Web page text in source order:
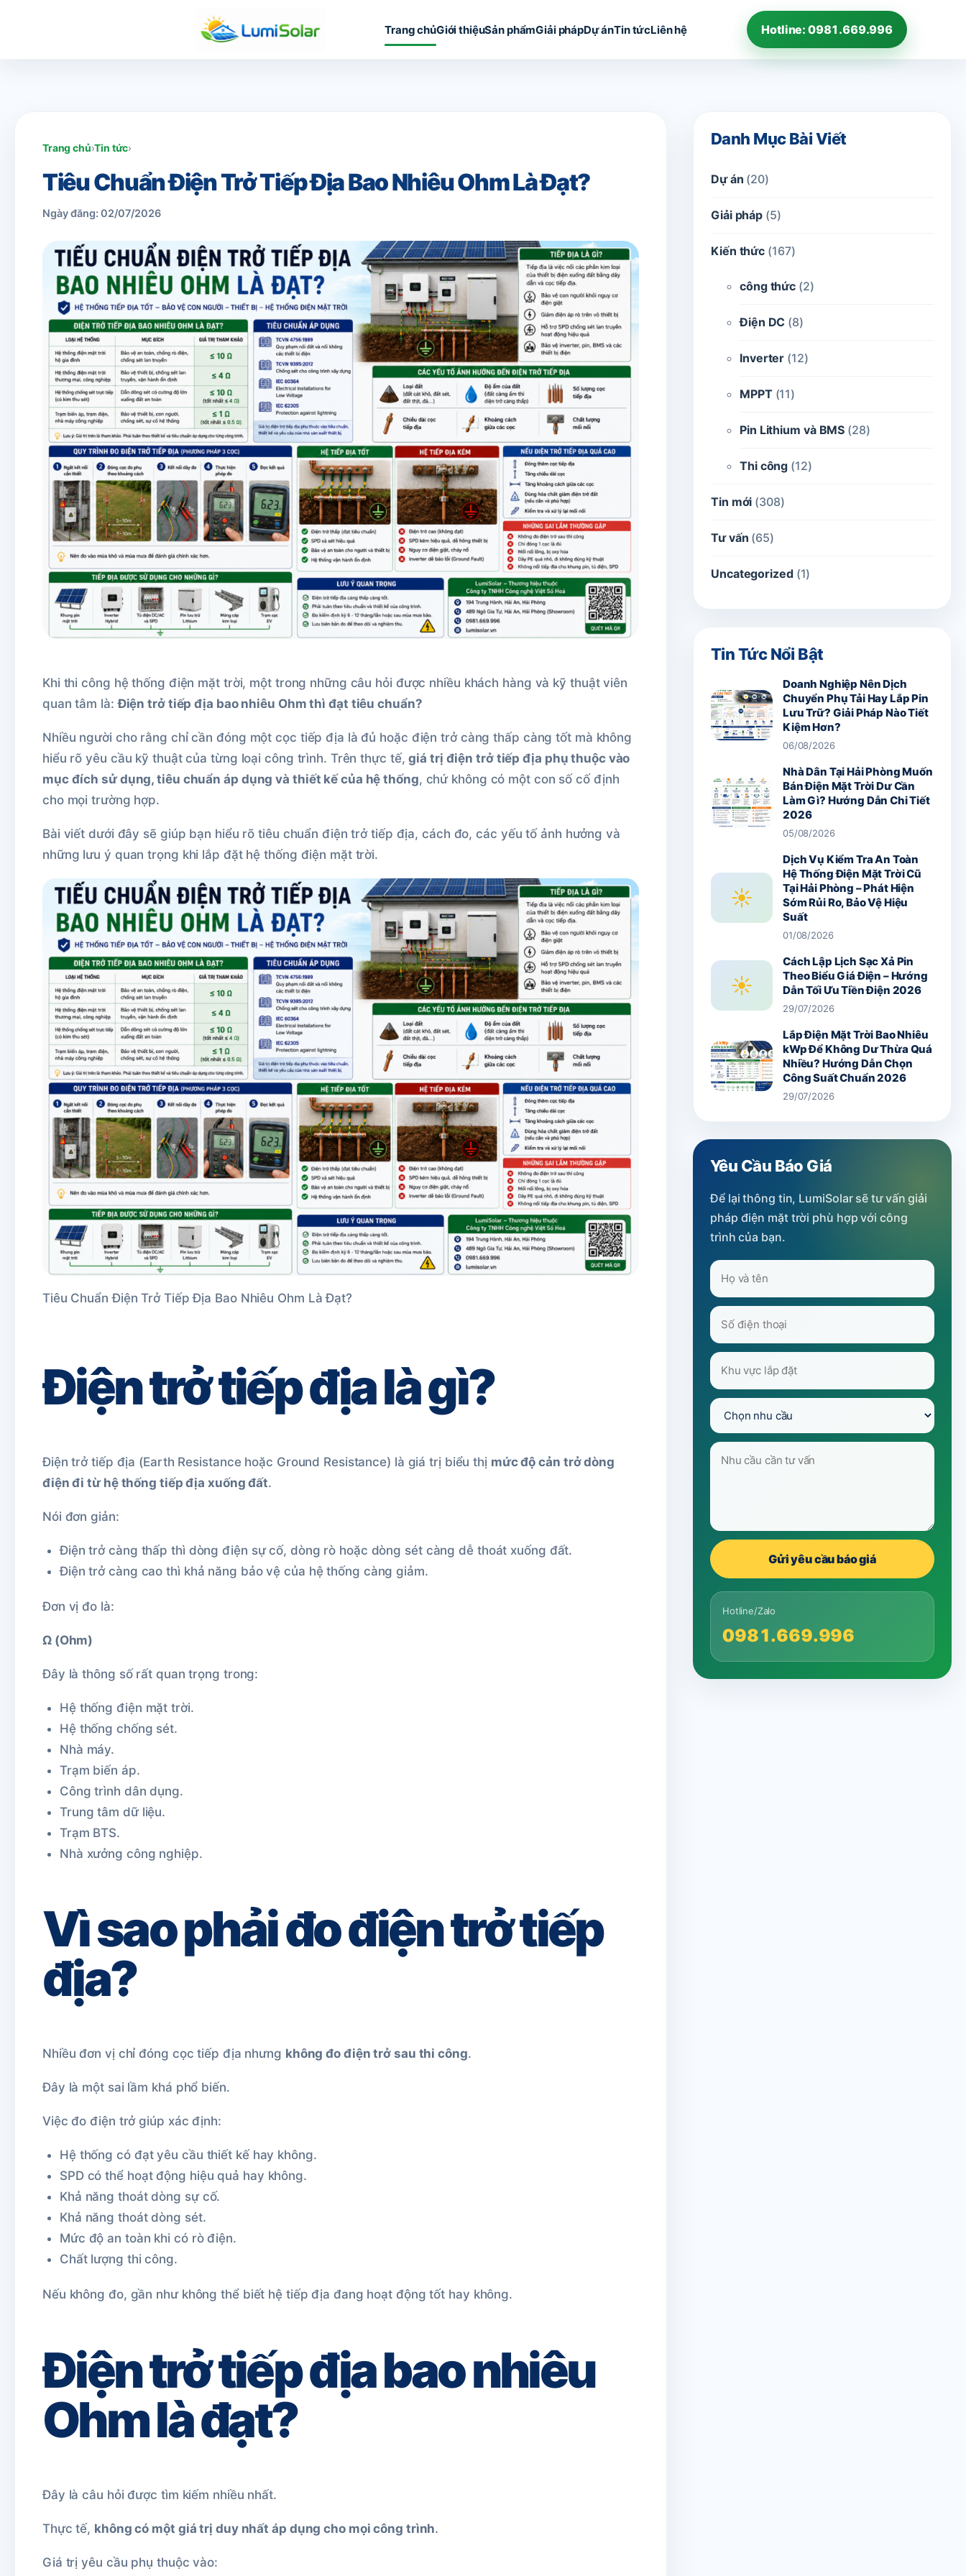
Trang chủGiới thiệuSản phẩmGiải phápDự ánTin tứcLiên hệ Hotline: 0981.669.996
Trang chủ›Tin tức›
Tiêu Chuẩn Điện Trở Tiếp Địa Bao Nhiêu Ohm Là Đạt?
Ngày đăng: 02/07/2026
Khi thi công hệ thống điện mặt trời, một trong những câu hỏi được nhiều khách hàng và kỹ thuật viên
quan tâm là:Điện trở tiếp địa bao nhiêu Ohm thì đạt tiêu chuẩn?
Nhiều người cho rằng chỉ cần đóng một cọc tiếp địa là đủ hoặc điện trở càng thấp càng tốt mà không
hiểu rõ yêu cầu kỹ thuật của từng loại công trình. Trên thực tế,giá trị điện trở tiếp địa phụ thuộc vào
mục đích sử dụng, tiêu chuẩn áp dụng và thiết kế của hệ thống, chứ không có một con số cố định
cho mọi trường hợp.
Bài viết dưới đây sẽ giúp bạn hiểu rõ tiêu chuẩn điện trở tiếp địa, cách đo, các yếu tố ảnh hưởng và
những lưu ý quan trọng khi lắp đặt hệ thống điện mặt trời.
Tiêu Chuẩn Điện Trở Tiếp Địa Bao Nhiêu Ohm Là Đạt?
Điện trở tiếp địa là gì?
Điện trở tiếp địa (Earth Resistance hoặc Ground Resistance) là giá trị biểu thị mức độ cản trở dòng
điện đi từ hệ thống tiếp địa xuống đất.
Nói đơn giản:
Điện trở càng thấp thì dòng điện sự cố, dòng rò hoặc dòng sét càng dễ thoát xuống đất.
Điện trở càng cao thì khả năng bảo vệ của hệ thống càng giảm.
Đơn vị đo là:
Ω (Ohm)
Đây là thông số rất quan trọng trong:
Hệ thống điện mặt trời.
Hệ thống chống sét.
Nhà máy.
Trạm biến áp.
Công trình dân dụng.
Trung tâm dữ liệu.
Trạm BTS.
Nhà xưởng công nghiệp.
Vì sao phải đo điện trở tiếp
địa?
Nhiều đơn vị chỉ đóng cọc tiếp địa nhưng không đo điện trở sau thi công.
Đây là một sai lầm khá phổ biến.
Việc đo điện trở giúp xác định:
Hệ thống có đạt yêu cầu thiết kế hay không.
SPD có thể hoạt động hiệu quả hay không.
Khả năng thoát dòng sự cố.
Khả năng thoát dòng sét.
Mức độ an toàn khi có rò điện.
Chất lượng thi công.
Nếu không đo, gần như không thể biết hệ tiếp địa đang hoạt động tốt hay không.
Điện trở tiếp địa bao nhiêu
Ohm là đạt?
Đây là câu hỏi được tìm kiếm nhiều nhất.
Thực tế, không có một giá trị duy nhất áp dụng cho mọi công trình.
Giá trị yêu cầu phụ thuộc vào:
Danh Mục Bài Viết
Dự án (20)
Giải pháp (5)
Kiến thức (167)
công thức (2)
Điện DC (8)
Inverter (12)
MPPT(11)
Pin Lithium và BMS (28)
Thi công (12)
Tin mới (308)
Tư vấn (65)
Uncategorized(1)
Tin Tức Nổi Bật
Doanh Nghiệp Nên Dịch
Chuyển Phụ Tải Hay Lắp Pin
Lưu Trữ? Giải Pháp Nào Tiết
Kiệm Hơn?
06/08/2026
Nhà Dân Tại Hải Phòng Muốn
Bán Điện Mặt Trời Dư Cần
Làm Gì? Hướng Dẫn Chi Tiết
2026
05/08/2026
☀
Dịch Vụ Kiểm Tra An Toàn
Hệ Thống Điện Mặt Trời Cũ
Tại Hải Phòng – Phát Hiện
Sớm Rủi Ro, Bảo Vệ Hiệu
Suất
01/08/2026
☀
Cách Lập Lịch Sạc Xả Pin
Theo Biểu Giá Điện – Hướng
Dẫn Tối Ưu Tiền Điện 2026
29/07/2026
Lắp Điện Mặt Trời Bao Nhiêu
kWp Để Không Dư Thừa Quá
Nhiều? Hướng Dẫn Chọn
Công Suất Chuẩn 2026
29/07/2026
Yêu Cầu Báo Giá
Để lại thông tin, LumiSolar sẽ tư vấn giải
pháp điện mặt trời phù hợp với công
trình của bạn.
Gửi yêu cầu báo giá
Hotline/Zalo
0981.669.996